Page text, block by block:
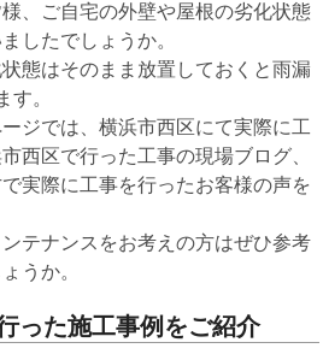
、ご自宅の外壁や屋根の劣化状態
したでしょうか。
態はそのまま放置しておくと雨漏
す。
ジでは、横浜市西区にて実際に工
西区で行った工事の現場ブログ、
実際に工事を行ったお客様の声を
テナンスをお考えの方はぜひ参考
うか。
った施工事例をご紹介